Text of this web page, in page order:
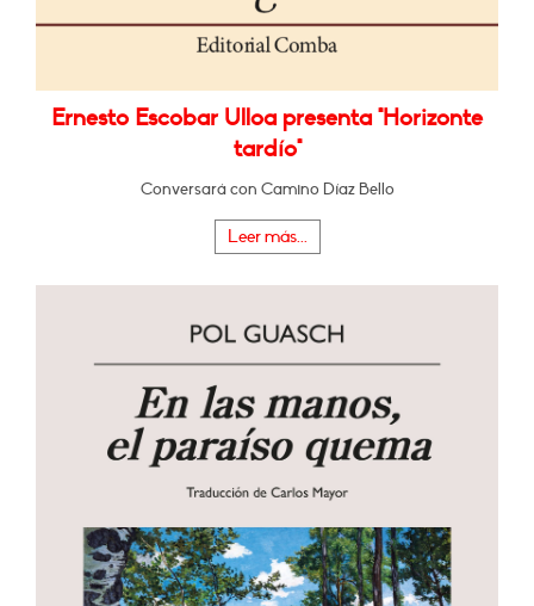
Ernesto Escobar Ulloa presenta "Horizonte
tardío"
Conversará con Camino Díaz Bello
Leer más...